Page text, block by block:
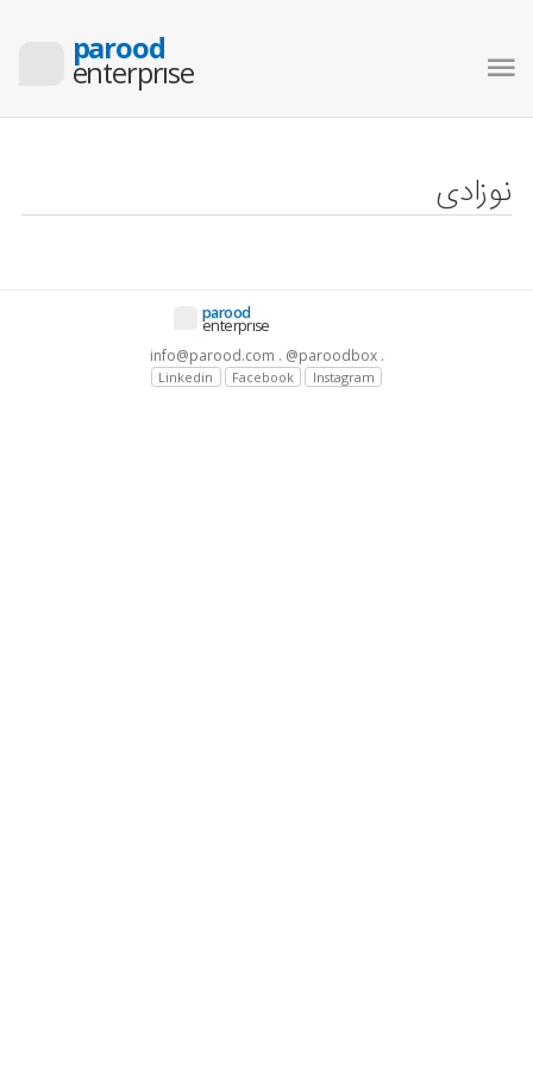
parood
enterprıse
نوزادی
parood
enterprıse
info@parood.com . @paroodbox .
Linkedin Facebook Instagram